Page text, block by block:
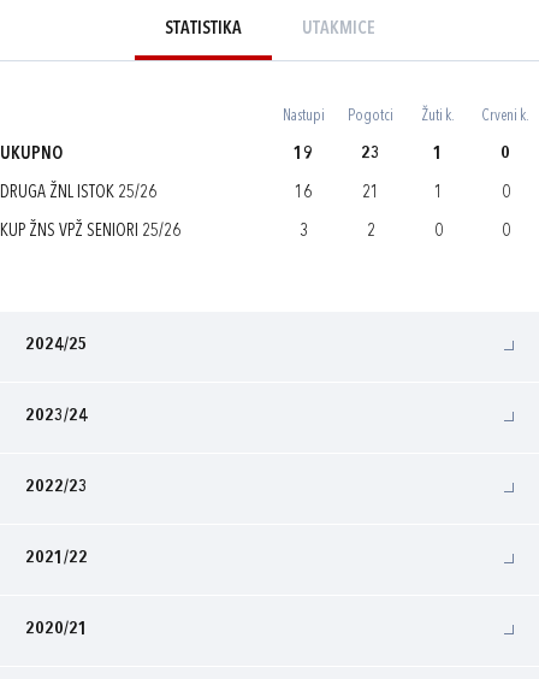
STATISTIKA UTAKMICE
Nastupi Pogotci Žuti k. Crveni k.
UKUPNO 19 23 1 0
DRUGA ŽNL ISTOK 25/26 16 21 1 0
KUP ŽNS VPŽ SENIORI 25/26 3 2 0 0
2024/25
2023/24
2022/23
2021/22
2020/21